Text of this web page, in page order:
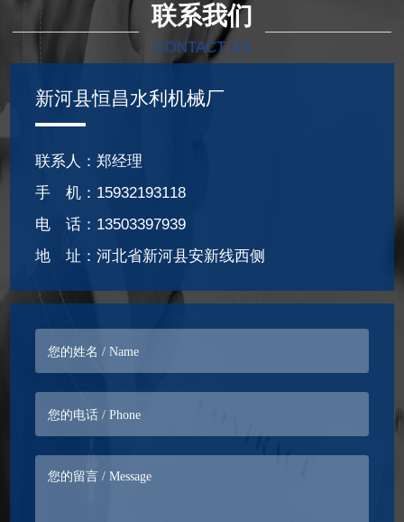
联系我们
CONTACT US
新河县恒昌水利机械厂
联系人：郑经理
手 机：15932193118
电 话：13503397939
地 址：河北省新河县安新线西侧